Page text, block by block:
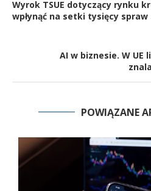
Wyrok TSUE dotyczący rynku
wpłynąć na setki tysięcy spraw
AI w biznesie. W UE
POWIĄZANE